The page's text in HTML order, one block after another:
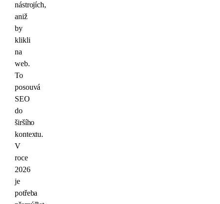
nástrojích,
aniž
by
klikli
na
web.
To
posouvá
SEO
do
širšího
kontextu.
V
roce
2026
je
potřeba